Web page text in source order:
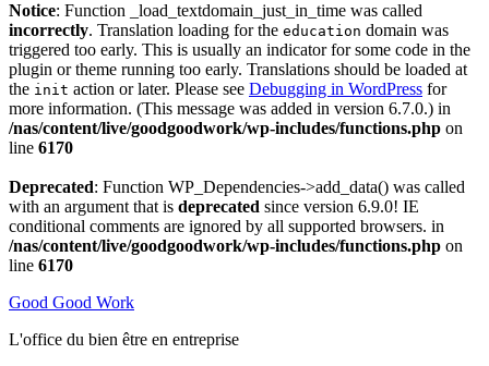
Notice: Function _load_textdomain_just_in_time was called
incorrectly. Translation loading for the education domain was
triggered too early. This is usually an indicator for some code in the
plugin or theme running too early. Translations should be loaded at
the init action or later. Please see Debugging in WordPress for
more information. (This message was added in version 6.7.0.) in
/nas/content/live/goodgoodwork/wp-includes/functions.php on
line 6170
Deprecated: Function WP_Dependencies->add_data() was called
with an argument that is deprecated since version 6.9.0! IE
conditional comments are ignored by all supported browsers. in
/nas/content/live/goodgoodwork/wp-includes/functions.php on
line 6170
Good Good Work
L'office du bien être en entreprise